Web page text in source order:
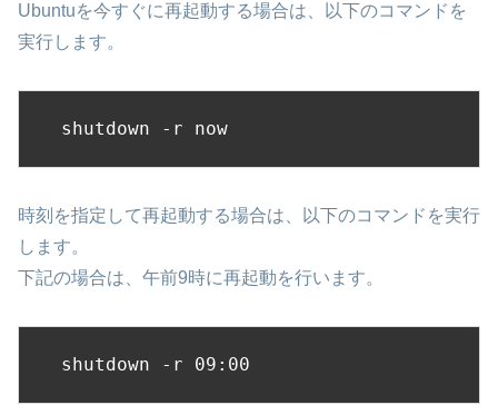
Ubuntuを今すぐに再起動する場合は、以下のコマンドを
実行します。
shutdown -r now
時刻を指定して再起動する場合は、以下のコマンドを実行
します。
下記の場合は、午前9時に再起動を行います。
shutdown -r 09:00